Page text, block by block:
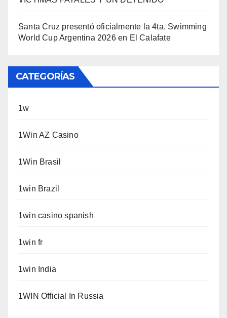
Santa Cruz presentó oficialmente la 4ta. Swimming
World Cup Argentina 2026 en El Calafate
CATEGORÍAS
1w
1Win AZ Casino
1Win Brasil
1win Brazil
1win casino spanish
1win fr
1win India
1WIN Official In Russia